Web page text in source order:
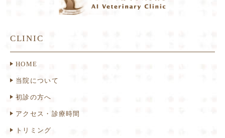
CLINIC
HOME
当院について
初診の方へ
アクセス・診療時間
トリミング